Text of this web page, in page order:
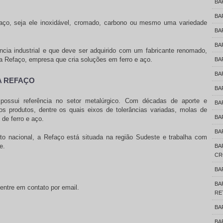
seja ele inoxidável, cromado, carbono ou mesmo uma variedade
industrial e que deve ser adquirido com um fabricante renomado,
empresa que cria soluções em ferro e aço.
REFAÇO
referência no setor metalúrgico. Com décadas de aporte e
produtos, dentre os quais eixos de tolerâncias variadas, molas de
ferro e aço.
nacional, a Refaço está situada na região Sudeste e trabalha com
em contato por email.